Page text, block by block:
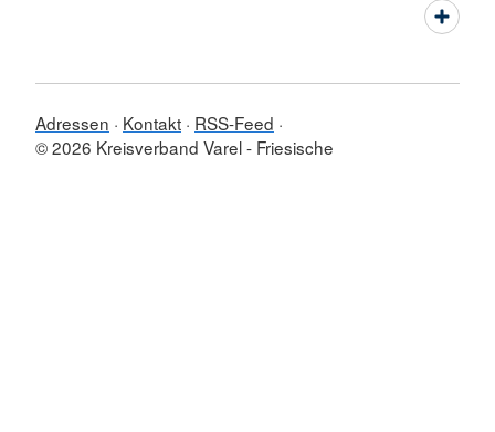
Adressen Kontakt RSS-Feed
© 2026 Kreisverband Varel - Friesische